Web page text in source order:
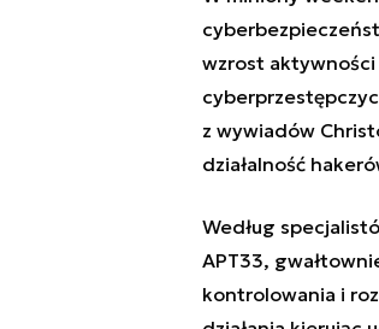
wzrost
z wywiadów
działalność
Według
APT33,
kontrolowania i